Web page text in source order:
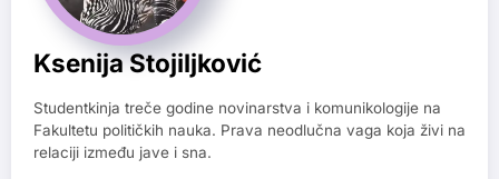
Ksenija Stojiljković
Studentkinja treče godine novinarstva i komunikologije na
Fakultetu političkih nauka. Prava neodlučna vaga koja živi na
relaciji između jave i sna.